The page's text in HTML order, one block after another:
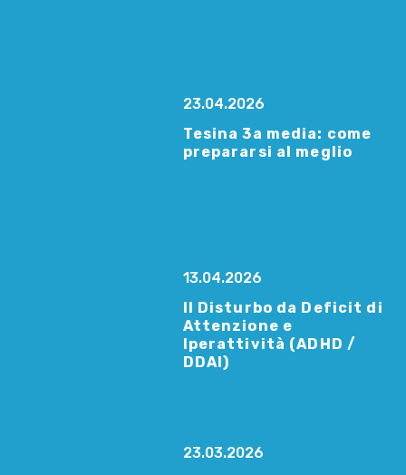
23.04.2026
Tesina 3a media: come
prepararsi al meglio
13.04.2026
Il Disturbo da Deficit di
Attenzione e
Iperattività (ADHD /
DDAI)
23.03.2026